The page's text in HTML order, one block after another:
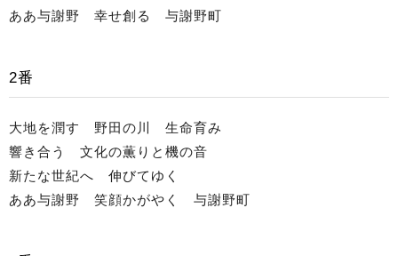
ああ与謝野 幸せ創る 与謝野町
2番
大地を潤す 野田の川 生命育み
響き合う 文化の薫りと機の音
新たな世紀へ 伸びてゆく
ああ与謝野 笑顔かがやく 与謝野町